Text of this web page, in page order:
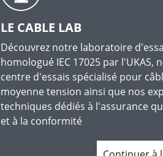
LE CABLE LAB
Découvrez notre laboratoire
homologué IEC 17025 par l'UKAS,
centre d'essais spécialisé pour
moyenne tension ainsi que nos
techniques dédiés à l'assurance
et à la conformité